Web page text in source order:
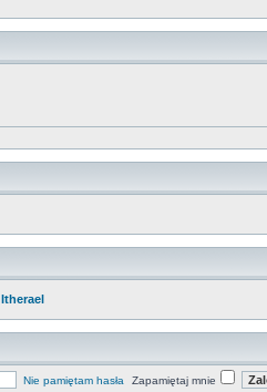
Itherael
Nie pamiętam hasła Zapamiętaj mnie